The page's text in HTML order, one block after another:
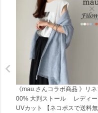
《mau.さんコラボ商品 》リネ
00% 大判ストール レディー
UVカット 【ネコポスで送料無